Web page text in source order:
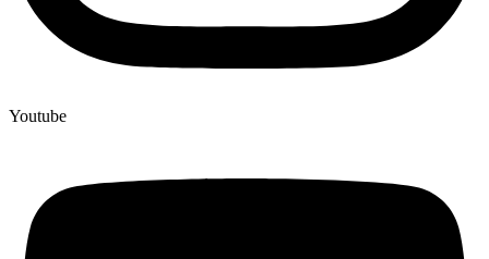
Youtube